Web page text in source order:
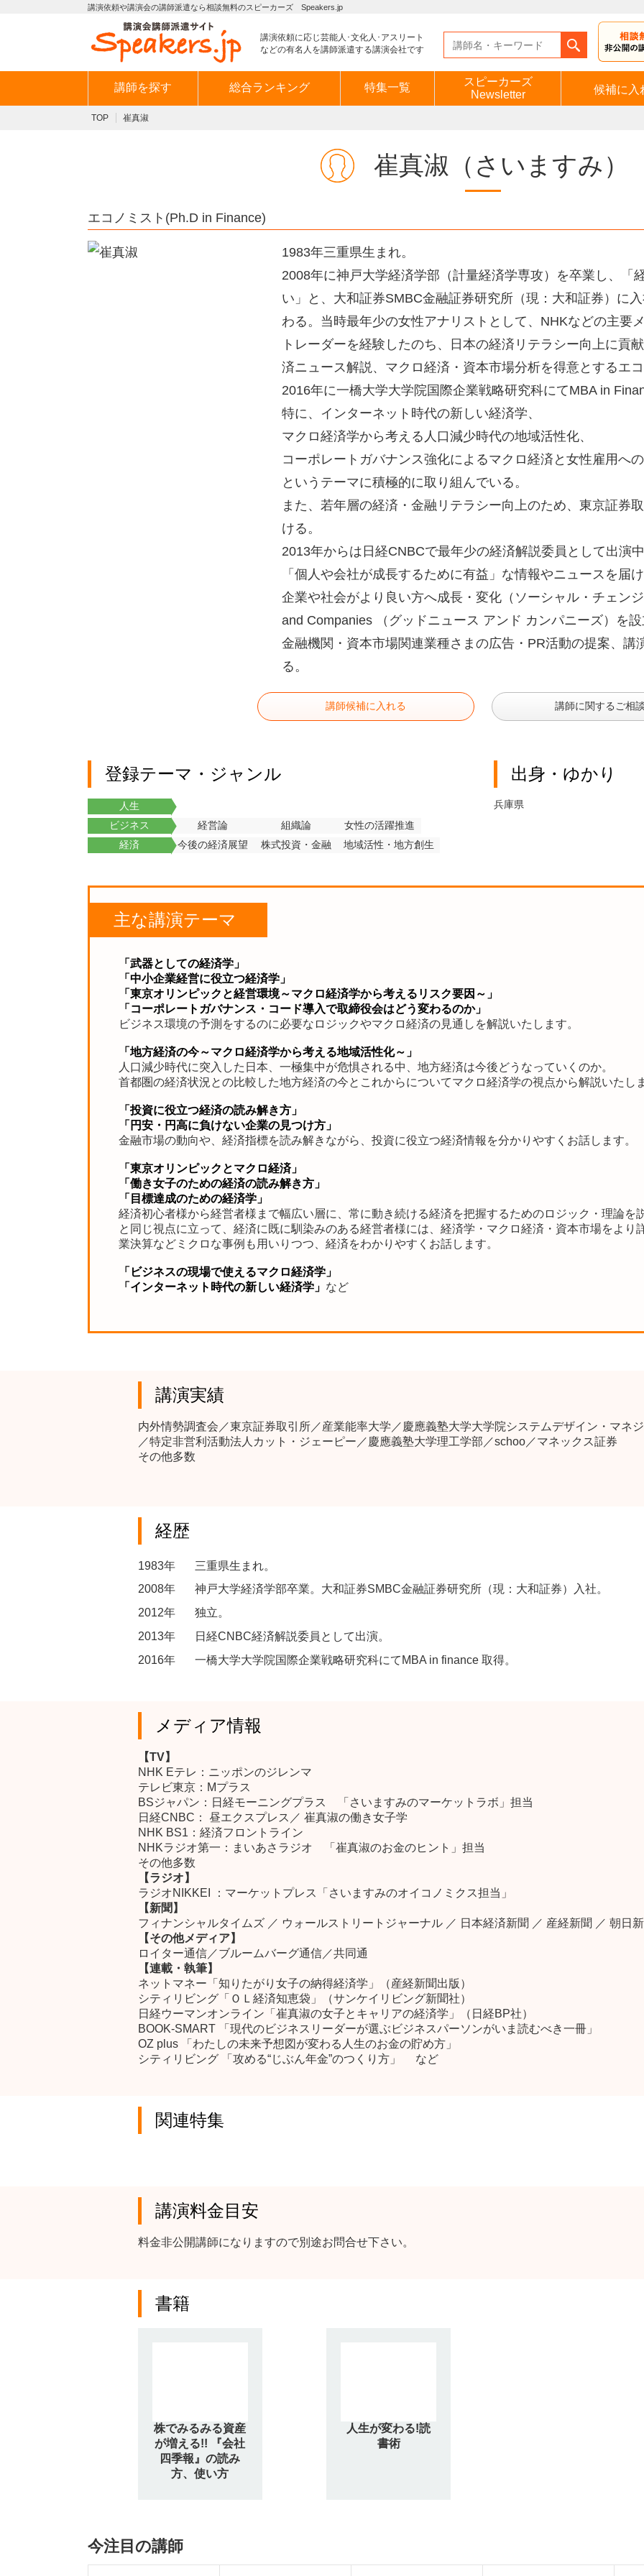
講演依頼や講演会の講師派遣なら相談無料のスピーカーズ Speakers.jp
講演依頼に応じ芸能人･文化人･アスリート
などの有名人を講師派遣する講演会社です
講師を探す 総合ランキング 特集一覧
スピーカーズ
Newsletter
候補に入
TOP 崔真淑
崔真淑 （さいますみ）
エコノミスト(Ph.D in Finance)
1983年三重県生まれ。
2008年に神戸大学経済学部（計量経済学専攻）を卒業し、「
い」と、大和証券SMBC金融証券研究所（現：大和証券）に
わる。当時最年少の女性アナリストとして、NHKなどの主要
トレーダーを経験したのち、日本の経済リテラシー向上に貢
済ニュース解説、マクロ経済・資本市場分析を得意とするエ
2016年に一橋大学大学院国際企業戦略研究科にてMBA in
特に、インターネット時代の新しい経済学、
マクロ経済学から考える人口減少時代の地域活性化、
コーポレートガバナンス強化によるマクロ経済と女性雇用へ
というテーマに積極的に取り組んでいる。
また、若年層の経済・金融リテラシー向上のため、東京証券
ける。
2013年からは日経CNBCで最年少の経済解説委員として出演
「個人や会社が成長するために有益」な情報やニュースを届
企業や社会がより良い方へ成長・変化（ソーシャル・チェン
and Companies （グッドニュース アンド カンパニーズ）を
金融機関・資本市場関連業種さまの広告・PR活動の提案、
る。
講師候補に入れる 講師に関するご相
登録テーマ・ジャンル
人生
ビジネス
経営論 組織論
女性の活躍推進
経済
今後の経済展望 株式投資・金融 地域活性・地方創生
出身・ゆかり
兵庫県
主な講演テーマ
「武器としての経済学」
「中小企業経営に役立つ経済学」
「東京オリンピックと経営環境～マクロ経済学から考えるリスク要因～」
「コーポレートガバナンス・コード導入で取締役会はどう変わるのか」
ビジネス環境の予測をするのに必要なロジックやマクロ経済の見通しを解説いたします。
「地方経済の今～マクロ経済学から考える地域活性化～」
人口減少時代に突入した日本、一極集中が危惧される中、地方経済は今後どうなっていくのか。
首都圏の経済状況との比較した地方経済の今とこれからについてマクロ経済学の視点から解説いたし
「投資に役立つ経済の読み解き方」
「円安・円高に負けない企業の見つけ方」
金融市場の動向や、経済指標を読み解きながら、投資に役立つ経済情報を分かりやすくお話します。
「東京オリンピックとマクロ経済」
「働き女子のための経済の読み解き方」
「目標達成のための経済学」
経済初心者様から経営者様まで幅広い層に、常に動き続ける経済を把握するためのロジック・理論を
と同じ視点に立って、経済に既に馴染みのある経営者様には、経済学・マクロ経済・資本市場をより
業決算などミクロな事例も用いりつつ、経済をわかりやすくお話します。
「ビジネスの現場で使えるマクロ経済学」
「インターネット時代の新しい経済学」 など
講演実績
内外情勢調査会／東京証券取引所／産業能率大学／慶應義塾大学大学院システムデザイン・マネ
／特定非営利活動法人カット・ジェーピー／慶應義塾大学理工学部／schoo／マネックス証券
その他多数
経歴
1983年
三重県生まれ。
2008年
神戸大学経済学部卒業。大和証券SMBC金融証券研究所（現：大和証券）入社。
2012年
独立。
2013年
日経CNBC経済解説委員として出演。
2016年
一橋大学大学院国際企業戦略研究科にてMBA in finance 取得。
メディア情報
【TV】
NHK Eテレ：ニッポンのジレンマ
テレビ東京：Mプラス
BSジャパン：日経モーニングプラス 「さいますみのマーケットラボ」担当
日経CNBC： 昼エクスプレス／ 崔真淑の働き女子学
NHK BS1：経済フロントライン
NHKラジオ第一：まいあさラジオ 「崔真淑のお金のヒント」担当
その他多数
【ラジオ】
ラジオNIKKEI ：マーケットプレス「さいますみのオイコノミクス担当」
【新聞】
フィナンシャルタイムズ ／ ウォールストリートジャーナル ／ 日本経済新聞 ／ 産経新聞 ／ 朝日
【その他メディア】
ロイター通信／ブルームバーグ通信／共同通
【連載・執筆】
ネットマネー「知りたがり女子の納得経済学」（産経新聞出版）
シティリビング「ＯＬ経済知恵袋」（サンケイリビング新聞社）
日経ウーマンオンライン「崔真淑の女子とキャリアの経済学」（日経BP社）
BOOK‐SMART 「現代のビジネスリーダーが選ぶビジネスパーソンがいま読むべき一冊」
OZ plus 「わたしの未来予想図が変わる人生のお金の貯め方」
シティリビング 「攻める“じぶん年金”のつくり方」 など
関連特集
講演料金目安
料金非公開講師になりますので別途お問合せ下さい。
書籍
株でみるみる資産
が増える!! 『会社
四季報』の読み
方、使い方
人生が変わる!読
書術
今注目の講師